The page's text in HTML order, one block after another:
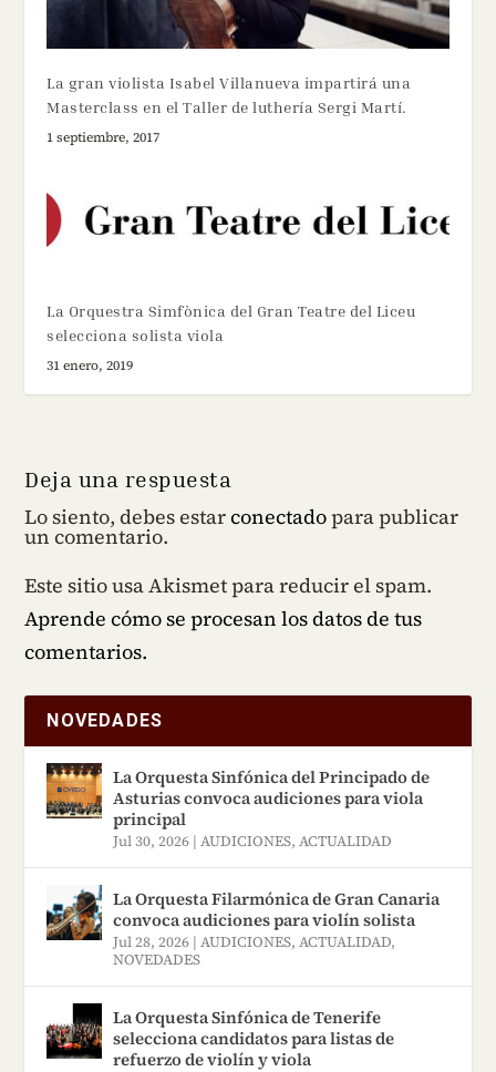
La gran violista Isabel Villanueva impartirá una
Masterclass en el Taller de luthería Sergi Martí.
1 septiembre, 2017
La Orquestra Simfònica del Gran Teatre del Liceu
selecciona solista viola
31 enero, 2019
Deja una respuesta
Lo siento, debes estarconectadopara publicar
un comentario.
Este sitio usa Akismet para reducir el spam.
Aprende cómo se procesan los datos de tus
comentarios.
NOVEDADES
La Orquesta Sinfónica del Principado de
Asturias convoca audiciones para viola
principal
Jul 30, 2026 |AUDICIONES,ACTUALIDAD
La Orquesta Filarmónica de Gran Canaria
convoca audiciones para violín solista
Jul 28, 2026 |AUDICIONES,ACTUALIDAD,
NOVEDADES
La Orquesta Sinfónica de Tenerife
selecciona candidatos para listas de
refuerzo de violín y viola